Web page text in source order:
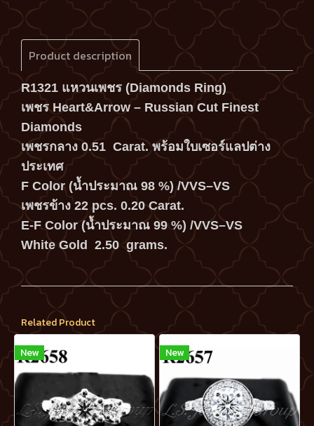
Product description
R1321 แหวนเพชร (Diamonds Ring)
เพชร Heart&Arrow – Russian Cut Finest
Diamonds
เพชรกลาง 0.51 Carat. พร้อมใบเซอร์แลปต่าง
ประเทศ
F Color (น้ำประมาณ 98 %) /VVS–VS
เพชรข้าง 22 pcs. 0.20 Carat.
E-F Color (น้ำประมาณ 99 %) /VVS–VS
White Gold 2.50 grams.
Related Product
New New